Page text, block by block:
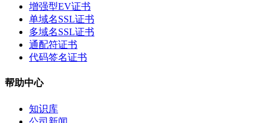
增强型EV证书
单域名SSL证书
多域名SSL证书
通配符证书
代码签名证书
帮助中心
知识库